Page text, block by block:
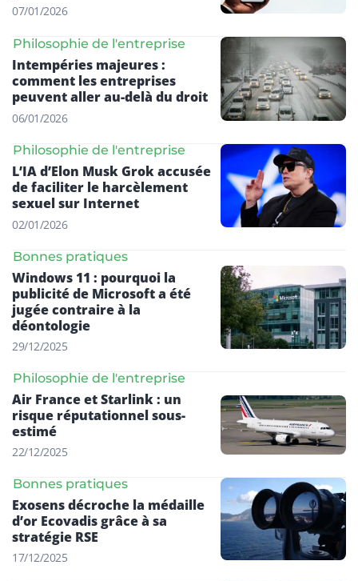
07/01/2026
Philosophie de l'entreprise
Intempéries majeures :
comment les entreprises
peuvent aller au-delà du droit
06/01/2026
Philosophie de l'entreprise
L’IA d’Elon Musk Grok accusée
de faciliter le harcèlement
sexuel sur Internet
02/01/2026
Bonnes pratiques
Windows 11 : pourquoi la
publicité de Microsoft a été
jugée contraire à la
déontologie
29/12/2025
Philosophie de l'entreprise
Air France et Starlink : un
risque réputationnel sous-
estimé
22/12/2025
Bonnes pratiques
Exosens décroche la médaille
d’or Ecovadis grâce à sa
stratégie RSE
17/12/2025